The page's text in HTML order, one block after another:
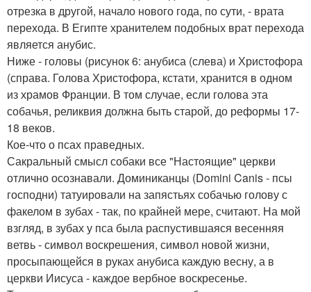
отрезка в другой, начало нового года, по сути, - врата
перехода. В Египте хранителем подобных врат перехода
является анубис.
Ниже - головы (рисунок 6: анубиса (слева) и Христофора
(справа. Голова Христофора, кстати, хранится в одном
из храмов Франции. В том случае, если голова эта
собачья, реликвия должна быть старой, до реформы 17-
18 веков.
Кое-что о псах праведных.
Сакральный смысл собаки все "Настоящие" церкви
отлично осознавали. Доминиканцы (Domini Canis - псы
господни) татуировали на запястьях собачью голову с
факелом в зубах - так, по крайней мере, считают. На мой
взгляд, в зубах у пса была распустившаяся весенняя
ветвь - символ воскрешения, символ новой жизни,
просыпающейся в руках анубиса каждую весну, а в
церкви Иисуса - каждое вербное воскресенье.